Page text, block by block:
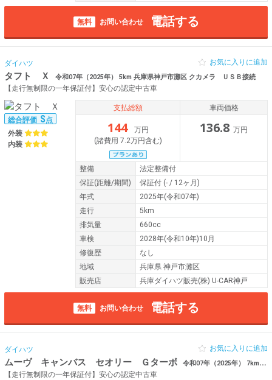
無料 お問い合わせ 電話する
ダイハツ
タフト Ｘ 令和07年（2025年） 5km 兵庫県神戸市灘区 クカメラ ＵＳＢ接続
【走行無制限の一年保証付】安心の認定中古車
お気に入りに追加
総合評価 S点
外装
内装
支払総額
144
万円
(諸費用 7.2万円含む)
車両価格
136.8 万円
整備
法定整備付
保証(距離/期間) 保証付 (- / 12ヶ月)
年式
2025年(令和07年)
走行
5km
排気量
660cc
車検
2028年(令和10年)10月
修復歴
なし
地域
兵庫県 神戸市灘区
販売店
兵庫ダイハツ販売(株) U-CAR神戸
無料 お問い合わせ 電話する
ダイハツ
ムーヴ キャンバス セオリー Ｇターボ 令和07年（2025年） 7km 兵庫県神戸市灘区 イド シートヒーター
【走行無制限の一年保証付】安心の認定中古車
お気に入りに追加